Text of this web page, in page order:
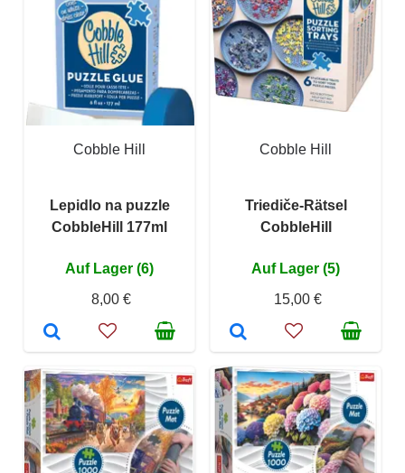
Cobble Hill
Lepidlo na puzzle
CobbleHill 177ml
Auf Lager (6)
8,00 €
Cobble Hill
Triediče-Rätsel
CobbleHill
Auf Lager (5)
15,00 €